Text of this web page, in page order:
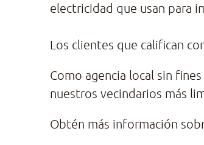
electricidad que usan para
Los clientes que califican
Como agencia local sin
nuestros vecindarios más
Obtén más información